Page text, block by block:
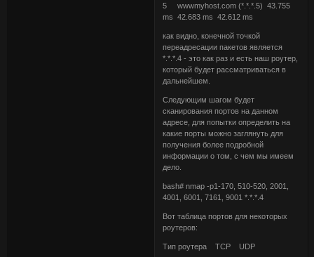
5 wwwmyhost.com (*.*.*.5) 43.755
ms 42.683 ms 42.612 ms
как видно, конечной точкой
переадресации пакетов является
*.*.*.4 - это как раз и есть наш роутер,
который будет рассматриваться в
дальнейшем.
Следующим шагом будет
сканирования портов на данном
адресе, для попытки определить на
какие порты можно заглянуть для
получения более подробной
информации о том, с чем мы имеем
дело.
bash# nmap -p1-170, 510-520, 2001,
4001, 6001, 7161, 9001 *.*.*.4
Вот таблица портов для некоторых
роутеров:
Тип роутера TCP UDP